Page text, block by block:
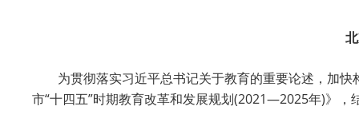
为贯彻落实习近平总书记关于教育的重要论述，加
市“十四五”时期教育改革和发展规划(2021—2025年)》